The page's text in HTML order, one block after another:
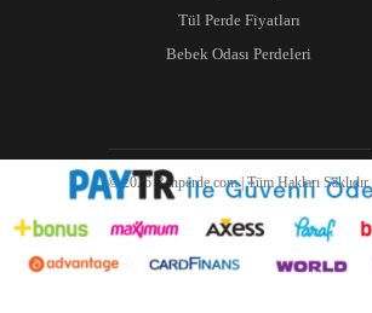
Tül Perde Fiyatları
Bebek Odası Perdeleri
© 2026 Ranperde.com | Tüm Hakları Saklıdır.